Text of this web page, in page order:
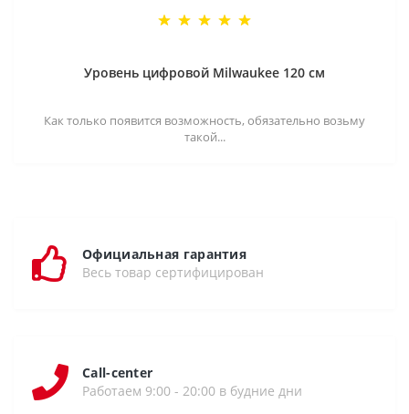
Уровень цифровой Milwaukee 120 см
Как только появится возможность, обязательно возьму
такой...
Официальная гарантия
Весь товар сертифицирован
Call-center
Работаем 9:00 - 20:00 в будние дни